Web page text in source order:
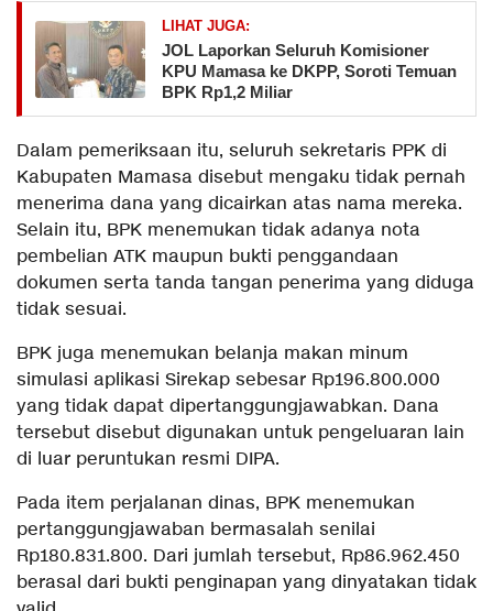
LIHAT JUGA:
JOL Laporkan Seluruh Komisioner
KPU Mamasa ke DKPP, Soroti Temuan
BPK Rp1,2 Miliar
Dalam pemeriksaan itu, seluruh sekretaris PPK di
Kabupaten Mamasa disebut mengaku tidak pernah
menerima dana yang dicairkan atas nama mereka.
Selain itu, BPK menemukan tidak adanya nota
pembelian ATK maupun bukti penggandaan
dokumen serta tanda tangan penerima yang diduga
tidak sesuai.
BPK juga menemukan belanja makan minum
simulasi aplikasi Sirekap sebesar Rp196.800.000
yang tidak dapat dipertanggungjawabkan. Dana
tersebut disebut digunakan untuk pengeluaran lain
di luar peruntukan resmi DIPA.
Pada item perjalanan dinas, BPK menemukan
pertanggungjawaban bermasalah senilai
Rp180.831.800. Dari jumlah tersebut, Rp86.962.450
berasal dari bukti penginapan yang dinyatakan tidak